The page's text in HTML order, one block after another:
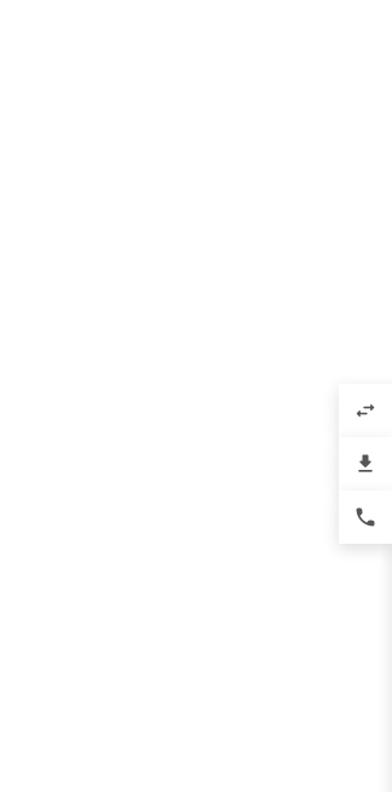
swap_horiz
file_download
phone